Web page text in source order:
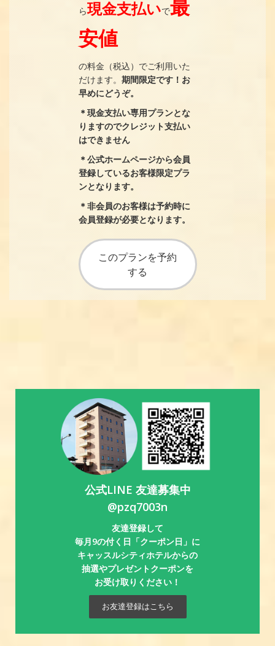
ら現金支払いで最
安値
の料金（税込）でご利用いた
だけます。 期間限定です！お
早めにどうぞ。
＊現金支払い専用プランとな
りますのでクレジット支払い
はできません
＊公式ホームページから会員
登録しているお客様限定プラ
ンとなります。
＊非会員のお客様は予約時に
会員登録が必要となります。
このプランを予約
する
公式LINE 友達募集中
@pzq7003n
友達登録して
毎月9の付く日「クーポン日」に
キャッスルシティホテルからの
抽選やプレゼントクーポンを
お受け取りください！
お友達登録はこちら